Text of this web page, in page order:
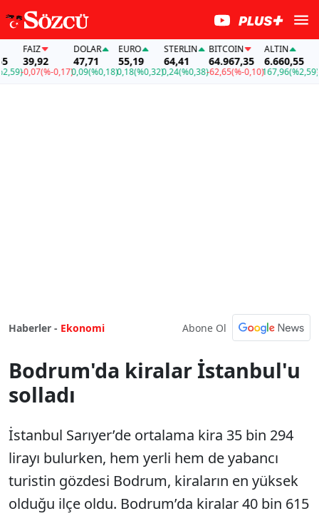
FAİZ
39,92
-0,07(%-0,17)
DOLAR
47,71
0,09(%0,18)
EURO
55,19
0,18(%0,32)
STERLIN
64,41
0,24(%0,38)
BITCOIN
64.967,35
-62,65(%-0,10)
ALTIN
6.660,55
167,96(%2,59)-
Haberler - Ekonomi Abone Ol
Bodrum'da kiralar İstanbul'u
solladı
İstanbul Sarıyer’de ortalama kira 35 bin 294
lirayı bulurken, hem yerli hem de yabancı
turistin gözdesi Bodrum, kiraların en yüksek
olduğu ilçe oldu. Bodrum’da kiralar 40 bin 615